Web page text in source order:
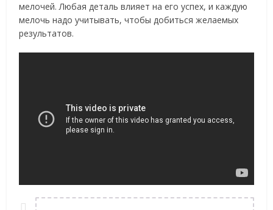
мелочей. Любая деталь влияет на его успех, и каждую
мелочь надо учитывать, чтобы добиться желаемых
результатов.